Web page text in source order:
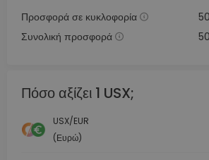
Προσφορά σε κυκλοφορία
Συνολική προσφορά
Πόσο αξίζει 1 USX;
USX/EUR
(Ευρώ)